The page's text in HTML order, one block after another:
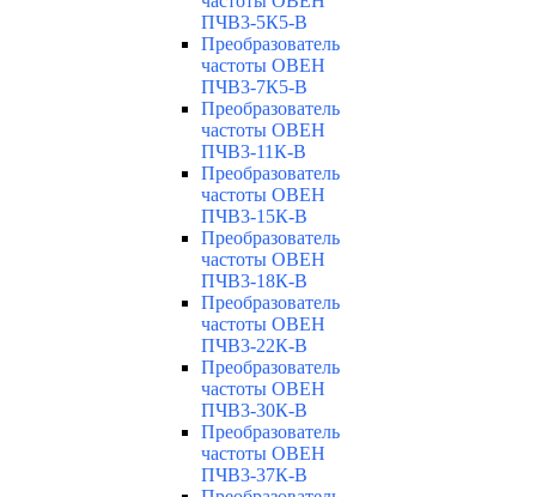
ПЧВ3-5К5-В
Преобразователь
частоты ОВЕН
ПЧВ3-7К5-В
Преобразователь
частоты ОВЕН
ПЧВ3-11К-В
Преобразователь
частоты ОВЕН
ПЧВ3-15К-В
Преобразователь
частоты ОВЕН
ПЧВ3-18К-В
Преобразователь
частоты ОВЕН
ПЧВ3-22К-В
Преобразователь
частоты ОВЕН
ПЧВ3-30К-В
Преобразователь
частоты ОВЕН
ПЧВ3-37К-В